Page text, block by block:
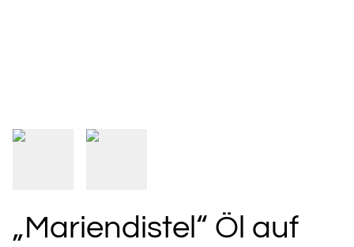
„Mariendistel“ Öl auf